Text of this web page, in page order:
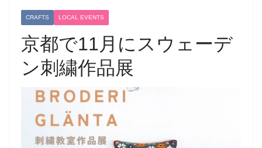
CRAFTS LOCAL EVENTS
京都で11月にスウェーデ
ン刺繍作品展